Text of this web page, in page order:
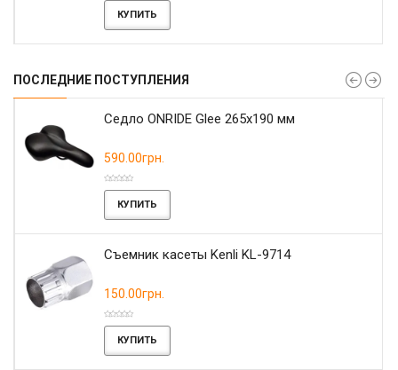
КУПИТЬ
ПОСЛЕДНИЕ ПОСТУПЛЕНИЯ
Седло ONRIDE Glee 265x190 мм
590.00грн.
КУПИТЬ
Съемник касеты Kenli KL-9714
150.00грн.
КУПИТЬ